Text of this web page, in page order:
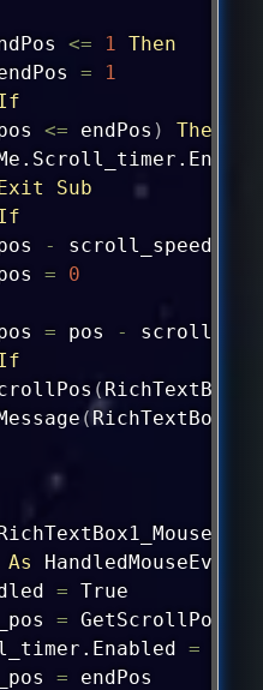
<= 1
Then
=
1
<= endPos )
Then
Sub
- scroll_speed
=
0
= pos -
(
(
As
= True
= GetScrollPos
=
= endPos